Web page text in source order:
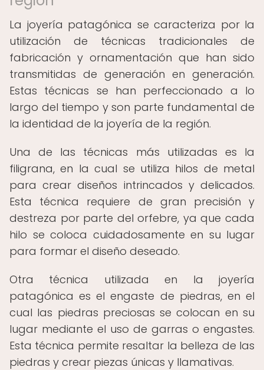
La joyería patagónica se caracteriza por la
utilización de técnicas tradicionales de
fabricación y ornamentación que han sido
transmitidas de generación en generación.
Estas técnicas se han perfeccionado a lo
largo del tiempo y son parte fundamental de
la identidad de la joyería de la región.
Una de las técnicas más utilizadas es la
filigrana, en la cual se utiliza hilos de metal
para crear diseños intrincados y delicados.
Esta técnica requiere de gran precisión y
destreza por parte del orfebre, ya que cada
hilo se coloca cuidadosamente en su lugar
para formar el diseño deseado.
Otra técnica utilizada en la joyería
patagónica es el engaste de piedras, en el
cual las piedras preciosas se colocan en su
lugar mediante el uso de garras o engastes.
Esta técnica permite resaltar la belleza de las
piedras y crear piezas únicas y llamativas.